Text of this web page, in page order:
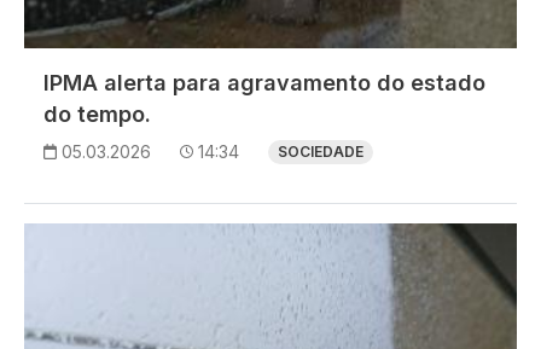
IPMA alerta para agravamento do estado
do tempo.
05.03.2026 14:34 SOCIEDADE